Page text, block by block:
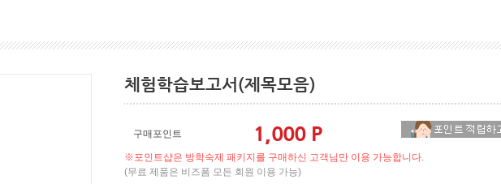
체험학습보고서(제목모음)
구매포인트 1,000 P
※포인트샵은 방학숙제 패키지를 구매하신 고객님만 이용 가능합니다.
(무료 제품은 비즈폼 모든 회원 이용 가능)